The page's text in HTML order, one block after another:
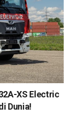
XS Electric
Dunia!